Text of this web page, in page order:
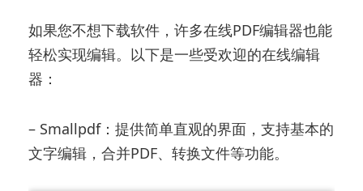
如果您不想下载软件，许多在线PDF编辑器也能
轻松实现编辑。以下是一些受欢迎的在线编辑
器：
– Smallpdf：提供简单直观的界面，支持基本的
文字编辑，合并PDF、转换文件等功能。